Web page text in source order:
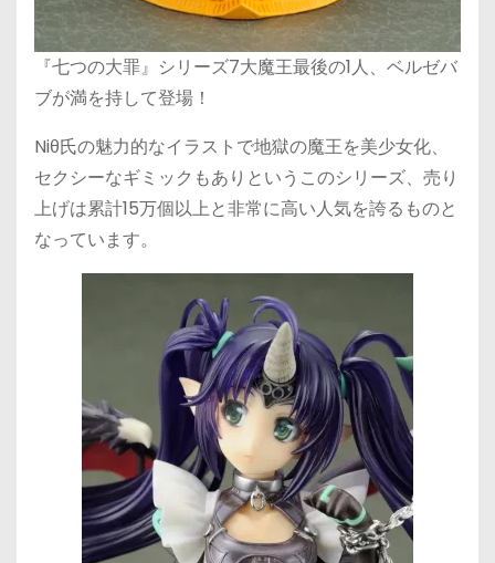
『七つの大罪』シリーズ7大魔王最後の1人、ベルゼバ
ブが満を持して登場！
Niθ氏の魅力的なイラストで地獄の魔王を美少女化、
セクシーなギミックもありというこのシリーズ、売り
上げは累計15万個以上と非常に高い人気を誇るものと
なっています。